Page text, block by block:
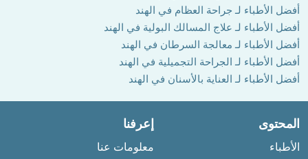
أفضل الأطباء لـ جراحة العظام في الهند
أفضل الأطباء لـ علاج المسالك البولية في الهند
أفضل الأطباء لـ معالجة السرطان في الهند
أفضل الأطباء لـ الجراحة التجميلية في الهند
أفضل الأطباء لـ العناية بالأسنان في الهند
المحتوى
الأطباء
إعرفنا
معلومات عنا